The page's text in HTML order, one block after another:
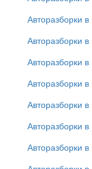
Авторазборки
Авторазборки в
Авторазборки
Авторазборки
Авторазборки
Авторазборки
Авторазборки в